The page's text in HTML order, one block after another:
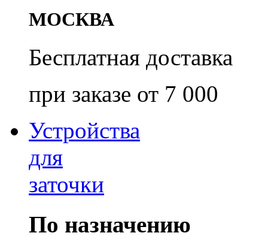
МОСКВА
Бесплатная доставка
при заказе от 7 000
Устройства
для
заточки
По назначению